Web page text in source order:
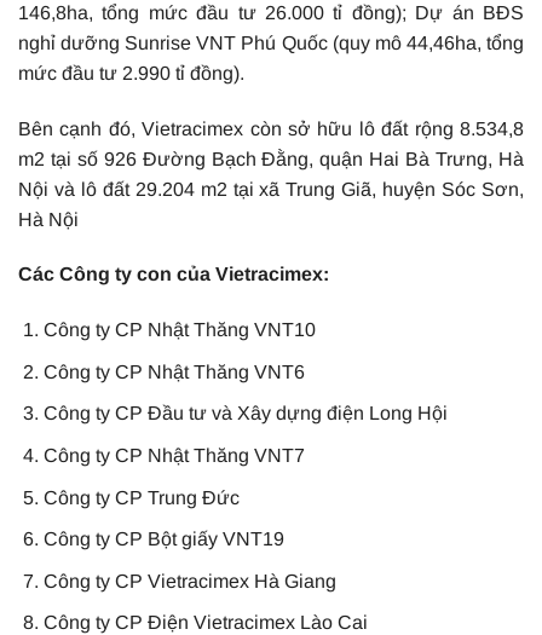
146,8ha, tổng mức đầu tư 26.000 tỉ đồng); Dự án BĐS
nghỉ dưỡng Sunrise VNT Phú Quốc (quy mô 44,46ha, tổng
mức đầu tư 2.990 tỉ đồng).
Bên cạnh đó, Vietracimex còn sở hữu lô đất rộng 8.534,8
m2 tại số 926 Đường Bạch Đằng, quận Hai Bà Trưng, Hà
Nội và lô đất 29.204 m2 tại xã Trung Giã, huyện Sóc Sơn,
Hà Nội
Các Công ty con của Vietracimex:
Công ty CP Nhật Thăng VNT10
Công ty CP Nhật Thăng VNT6
Công ty CP Đầu tư và Xây dựng điện Long Hội
Công ty CP Nhật Thăng VNT7
Công ty CP Trung Đức
Công ty CP Bột giấy VNT19
Công ty CP Vietracimex Hà Giang
Công ty CP Điện Vietracimex Lào Cai